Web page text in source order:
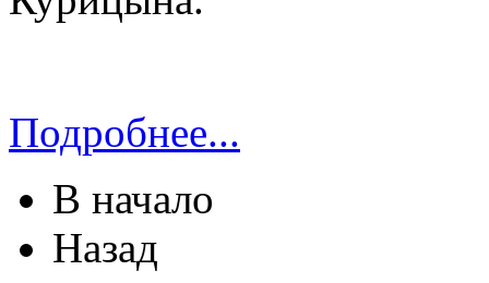
Подробнее...
В начало
Назад